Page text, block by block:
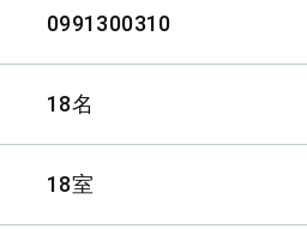
0991300310
18名
18室